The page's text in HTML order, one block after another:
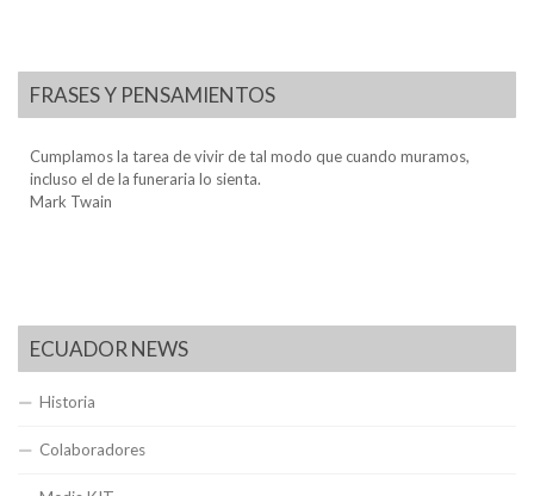
FRASES Y PENSAMIENTOS
Cumplamos la tarea de vivir de tal modo que cuando muramos,
incluso el de la funeraria lo sienta.
Mark Twain
ECUADOR NEWS
Historia
Colaboradores